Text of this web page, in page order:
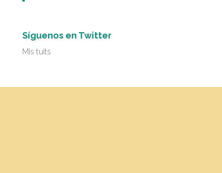
Síguenos en Twitter
Mis tuits